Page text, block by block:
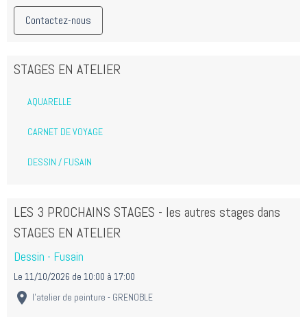
Contactez-nous
STAGES EN ATELIER
AQUARELLE
CARNET DE VOYAGE
DESSIN / FUSAIN
LES 3 PROCHAINS STAGES - les autres stages dans
STAGES EN ATELIER
Dessin - Fusain
Le 11/10/2026 de 10:00 à 17:00
l'atelier de peinture - GRENOBLE